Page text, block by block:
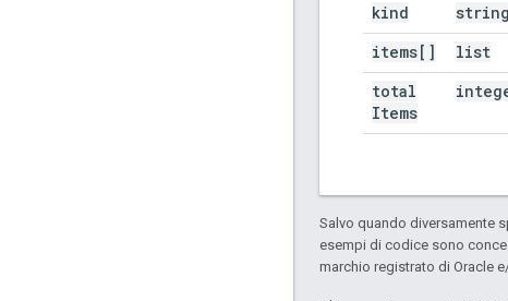
kind string
items[] list
total
Items
Salvo quando diversamente
esempi di codice sono
marchio registrato di Oracle